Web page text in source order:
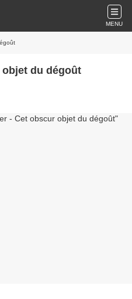
MENU
du dégoût